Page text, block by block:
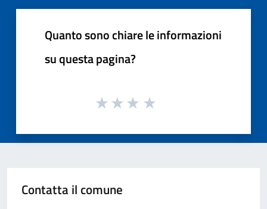
Quanto sono chiare le informazioni
su questa pagina?
Contatta il comune